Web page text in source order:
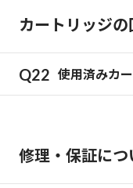
カートリッジ
使用済みカ
修理・保証につ